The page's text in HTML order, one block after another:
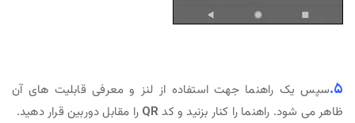
۵. سپس یک راهنما جهت استفاده از لنز و معرفی قابلیت های آن
ظاهر می شود. راهنما را کنار بزنید و کد QR را مقابل دوربین قرار دهید.